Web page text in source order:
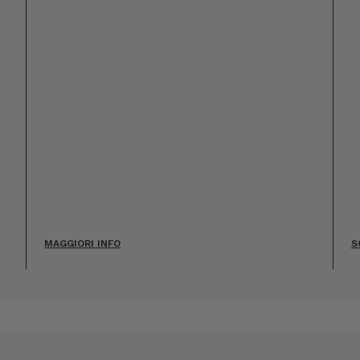
MAGGIORI INFO